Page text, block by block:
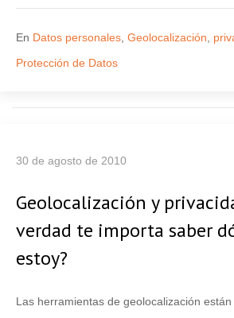
En Datos personales Geolocalización
Protección de Datos
30 de agosto de 2010
Geolocalización y
verdad te importa saber
estoy?
Las herramientas de geolocalización